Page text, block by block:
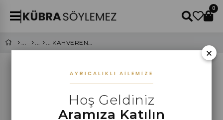
0
KAHVERENGİ YUMUŞAK DOKULU ÜÇGEN ŞAL
×
AYRICALIKLI AILEMIZE
Hoş Geldiniz
Aramıza Katılın